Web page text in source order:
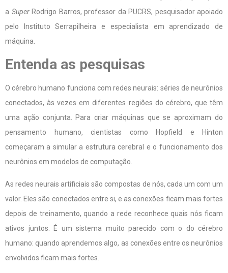
a Super Rodrigo Barros, professor da PUCRS, pesquisador apoiado
pelo Instituto Serrapilheira e especialista em aprendizado de
máquina.
Entenda as pesquisas
O cérebro humano funciona com redes neurais: séries de neurônios
conectados, às vezes em diferentes regiões do cérebro, que têm
uma ação conjunta. Para criar máquinas que se aproximam do
pensamento humano, cientistas como Hopfield e Hinton
começaram a simular a estrutura cerebral e o funcionamento dos
neurônios em modelos de computação.
As redes neurais artificiais são compostas de nós, cada um com um
valor. Eles são conectados entre si, e as conexões ficam mais fortes
depois de treinamento, quando a rede reconhece quais nós ficam
ativos juntos. É um sistema muito parecido com o do cérebro
humano: quando aprendemos algo, as conexões entre os neurônios
envolvidos ficam mais fortes.